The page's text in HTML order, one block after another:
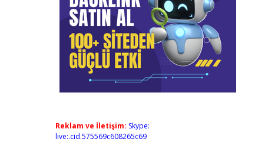
Reklam ve İletişim: Skype:
live:.cid.575569c608265c69